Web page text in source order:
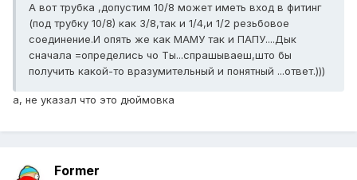
А вот трубка ,допустим 10/8 может иметь вход в фитинг
(под трубку 10/8) как 3/8,так и 1/4,и 1/2 резьбовое
соединение.И опять же как МАМУ так и ПАПУ....Дык
сначала =определись чо Ты...спрашываеш,што бы
получить какой-то вразумительный и понятный ...ответ.)))
а, не указал что это дюймовка
Former